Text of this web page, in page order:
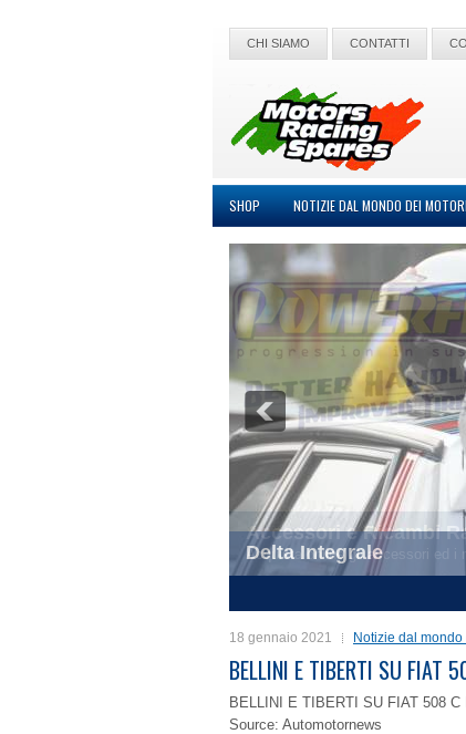
CHI SIAMO CONTATTI
SHOP NOTIZIE DAL MONDO DEI MOTORI
Delta Integrale
18 gennaio 2021 Notizie dal mondo
BELLINI E TIBERTI SU FIAT
BELLINI E TIBERTI SU FIAT 508
Source: Automotornews